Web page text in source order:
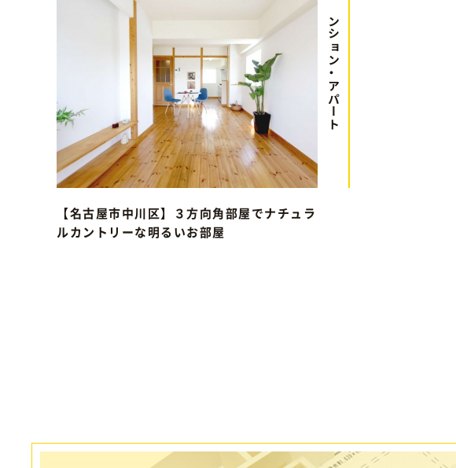
マンション・アパート
【名古屋市中川区】３方向角部屋でナチュラ
ルカントリーな明るいお部屋